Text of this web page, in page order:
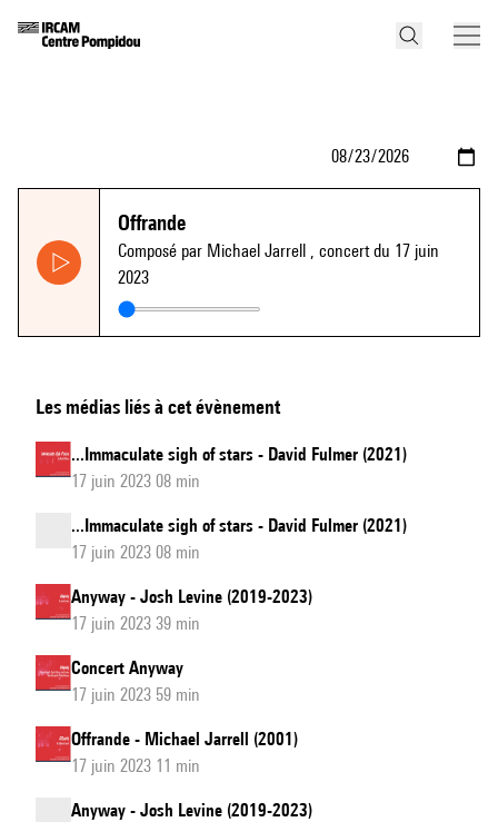
Offrande
Composé par Michael Jarrell , concert du 17 juin
2023
Les médias liés à cet évènement
...Immaculate sigh of stars - David Fulmer (2021)
17 juin 2023 08 min
...Immaculate sigh of stars - David Fulmer (2021)
17 juin 2023 08 min
Anyway - Josh Levine (2019-2023)
17 juin 2023 39 min
Concert Anyway
17 juin 2023 59 min
Offrande - Michael Jarrell (2001)
17 juin 2023 11 min
Anyway - Josh Levine (2019-2023)